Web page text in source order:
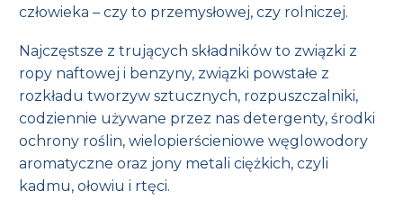
człowieka – czy to przemysłowej, czy rolniczej.
Najczęstsze z trujących składników to związki z
ropy naftowej i benzyny, związki powstałe z
rozkładu tworzyw sztucznych, rozpuszczalniki,
codziennie używane przez nas detergenty, środki
ochrony roślin, wielopierścieniowe węglowodory
aromatyczne oraz jony metali ciężkich, czyli
kadmu, ołowiu i rtęci.